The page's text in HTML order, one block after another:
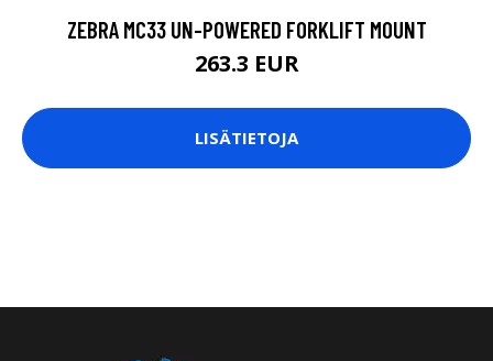
ZEBRA MC33 UN-POWERED FORKLIFT MOUNT
263.3 EUR
LISÄTIETOJA